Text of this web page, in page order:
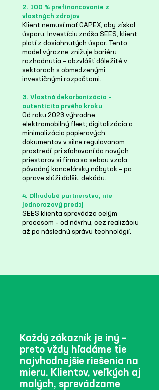
2. 100 % prefinancovanie z
vlastných zdrojov
Klient nemusí mať CAPEX, aby získal
úsporu. Investíciu znáša SEES, klient
platí z dosiahnutých úspor. Tento
model výrazne znižuje bariéru
rozhodnutia – obzvlášť dôležité v
sektoroch s obmedzenými
investičnými rozpočtami.
3. Vlastná dekarbonizácia –
autenticita prvého kroku
Od roku 2023 výhradne
elektromobilný fleet; digitalizácia a
minimalizácia papierových
dokumentov v silne regulovanom
prostredí; pri sťahovaní do nových
priestorov si firma so sebou vzala
pôvodný kancelársky nábytok – po
oprave slúži ďalšiu dekádu.
4. Dlhodobé partnerstvo, nie
jednorazový predaj
SEES klienta sprevádza celým
procesom – od návrhu, cez realizáciu
až po následnú správu technológií.
Každý zákazník je iný –
preto vždy hľadáme tie
najvhodnejšie riešenia na
mieru. Klientov, veľkých aj
malých, sprevádzame